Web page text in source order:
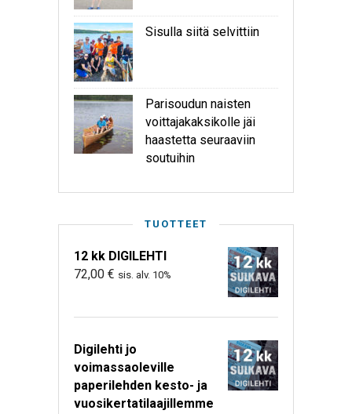
Sisulla siitä selvittiin
Parisoudun naisten
voittajakaksikolle jäi
haastetta seuraaviin
soutuihin
TUOTTEET
12 kk DIGILEHTI
72,00 € sis. alv. 10%
Digilehti jo
voimassaoleville
paperilehden kesto- ja
vuosikertatilaajillemme